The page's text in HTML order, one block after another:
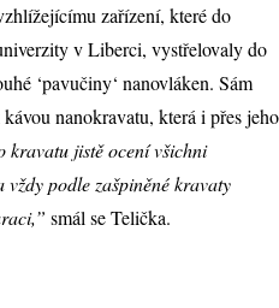
zařízení, které do
v Liberci, vystřelovaly do
‘pavučiny‘ nanovláken. Sám
nanokravatu, která i přes jeho
kravatu jistě ocení všichni
podle zašpiněné kravaty
smál se Telička.